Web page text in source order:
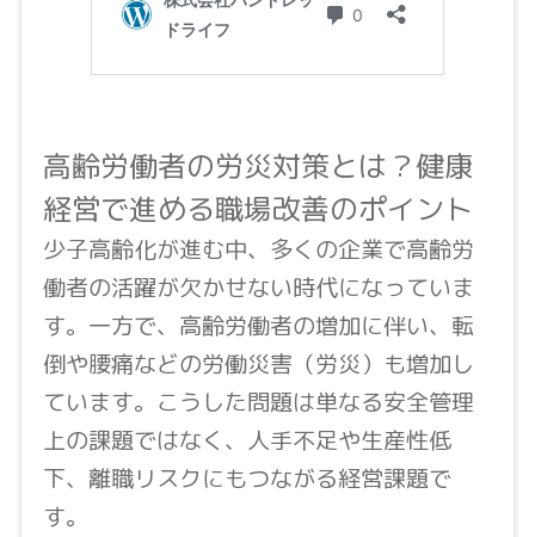
高齢労働者の労災対策とは？健康
経営で進める職場改善のポイント
少子高齢化が進む中、多くの企業で高齢労
働者の活躍が欠かせない時代になっていま
す。一方で、高齢労働者の増加に伴い、転
倒や腰痛などの労働災害（労災）も増加し
ています。こうした問題は単なる安全管理
上の課題ではなく、人手不足や生産性低
下、離職リスクにもつながる経営課題で
す。